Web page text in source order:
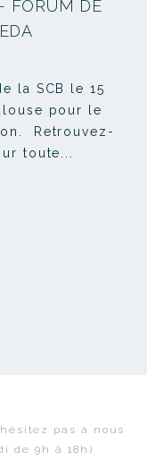
FORUM DE
la SCB le 15
pour le
Retrouvez-
toute...
pas à nous
de 9h à 18h)